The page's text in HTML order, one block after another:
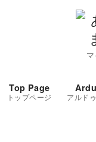
Top Page
トップページ アルド